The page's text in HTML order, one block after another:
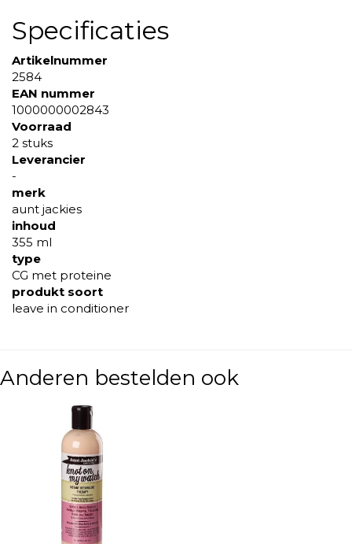
Specificaties
Artikelnummer
2584
EAN nummer
1000000002843
Voorraad
2 stuks
Leverancier
-
merk
aunt jackies
inhoud
355 ml
type
CG met proteine
produkt soort
leave in conditioner
Anderen bestelden ook